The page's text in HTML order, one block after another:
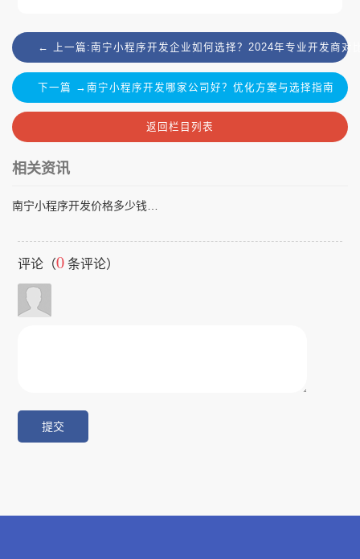
← 上一篇:南宁小程序开发企业如何选择？2024年专业开发商对
下一篇 →南宁小程序开发哪家公司好？优化方案与选择指南
返回栏目列表
相关资讯
评论（0 条评论）